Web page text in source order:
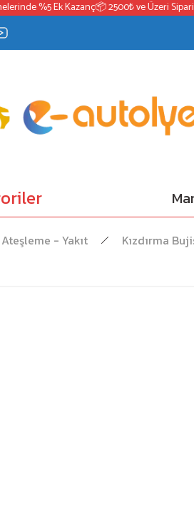
%5 Ek Kazanç📦 2500₺ ve Üzeri
Ateşleme - Yakıt Kızdırma